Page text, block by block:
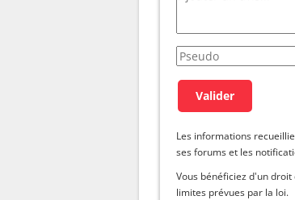
Les informations
ses forums et les
Vous bénéficiez d'un
limites prévues par la loi.